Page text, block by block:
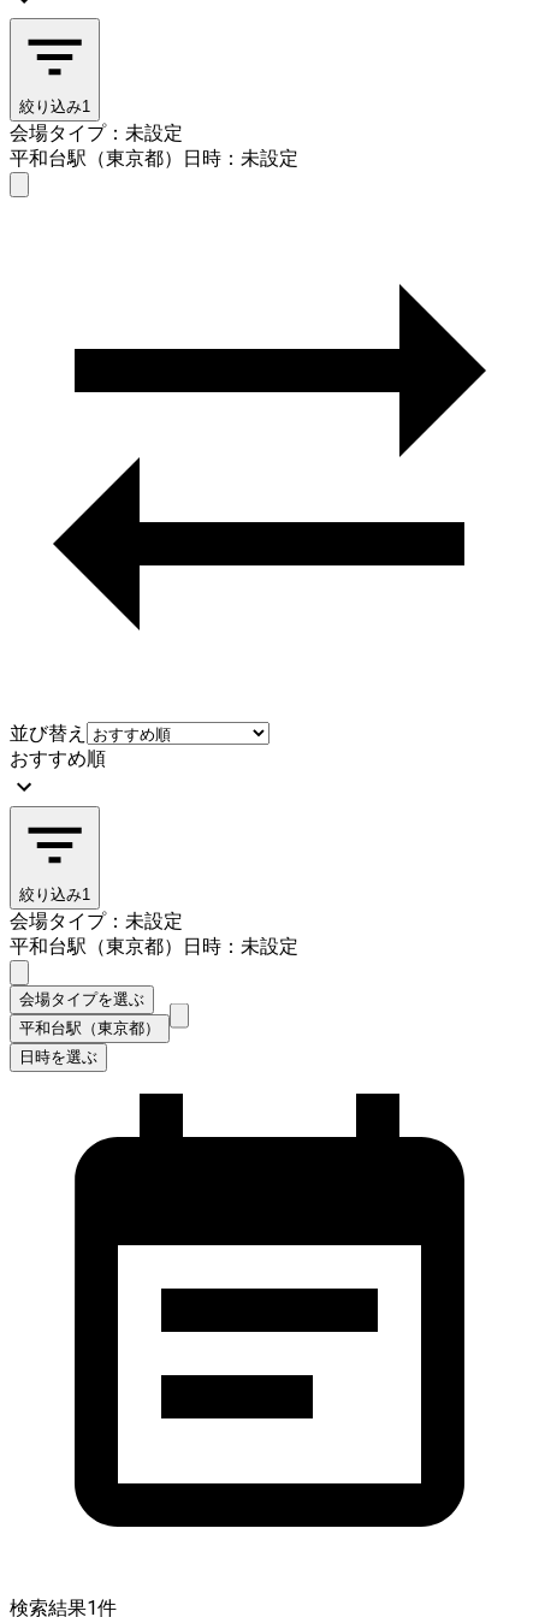
絞り込み1
会場タイプ：未設定
平和台駅（東京都）
日時：未設定
並び替え
おすすめ順
絞り込み1
会場タイプ：未設定
平和台駅（東京都）
日時：未設定
会場タイプを選ぶ
平和台駅（東京都）
日時を選ぶ
検索結果1件